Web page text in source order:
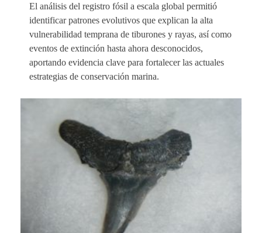
El análisis del registro fósil a escala global permitió
identificar patrones evolutivos que explican la alta
vulnerabilidad temprana de tiburones y rayas, así como
eventos de extinción hasta ahora desconocidos,
aportando evidencia clave para fortalecer las actuales
estrategias de conservación marina.